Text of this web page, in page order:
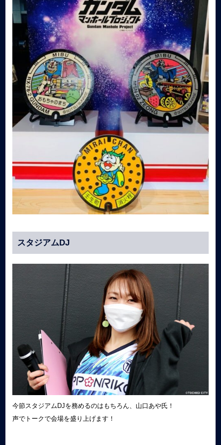
スタジアムDJ
今節スタジアムDJを務めるのはもちろん、山口あや氏！
声でトークで会場を盛り上げます！